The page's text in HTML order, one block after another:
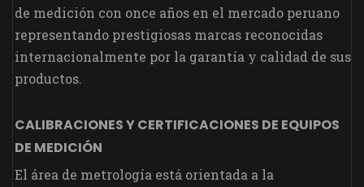
de medición con once años en el mercado peruano
representando prestigiosas marcas reconocidas
internacionalmente por la garantía y calidad de sus
productos.
CALIBRACIONES Y CERTIFICACIONES DE EQUIPOS
DE MEDICIÓN
El área de metrología está orientada a la